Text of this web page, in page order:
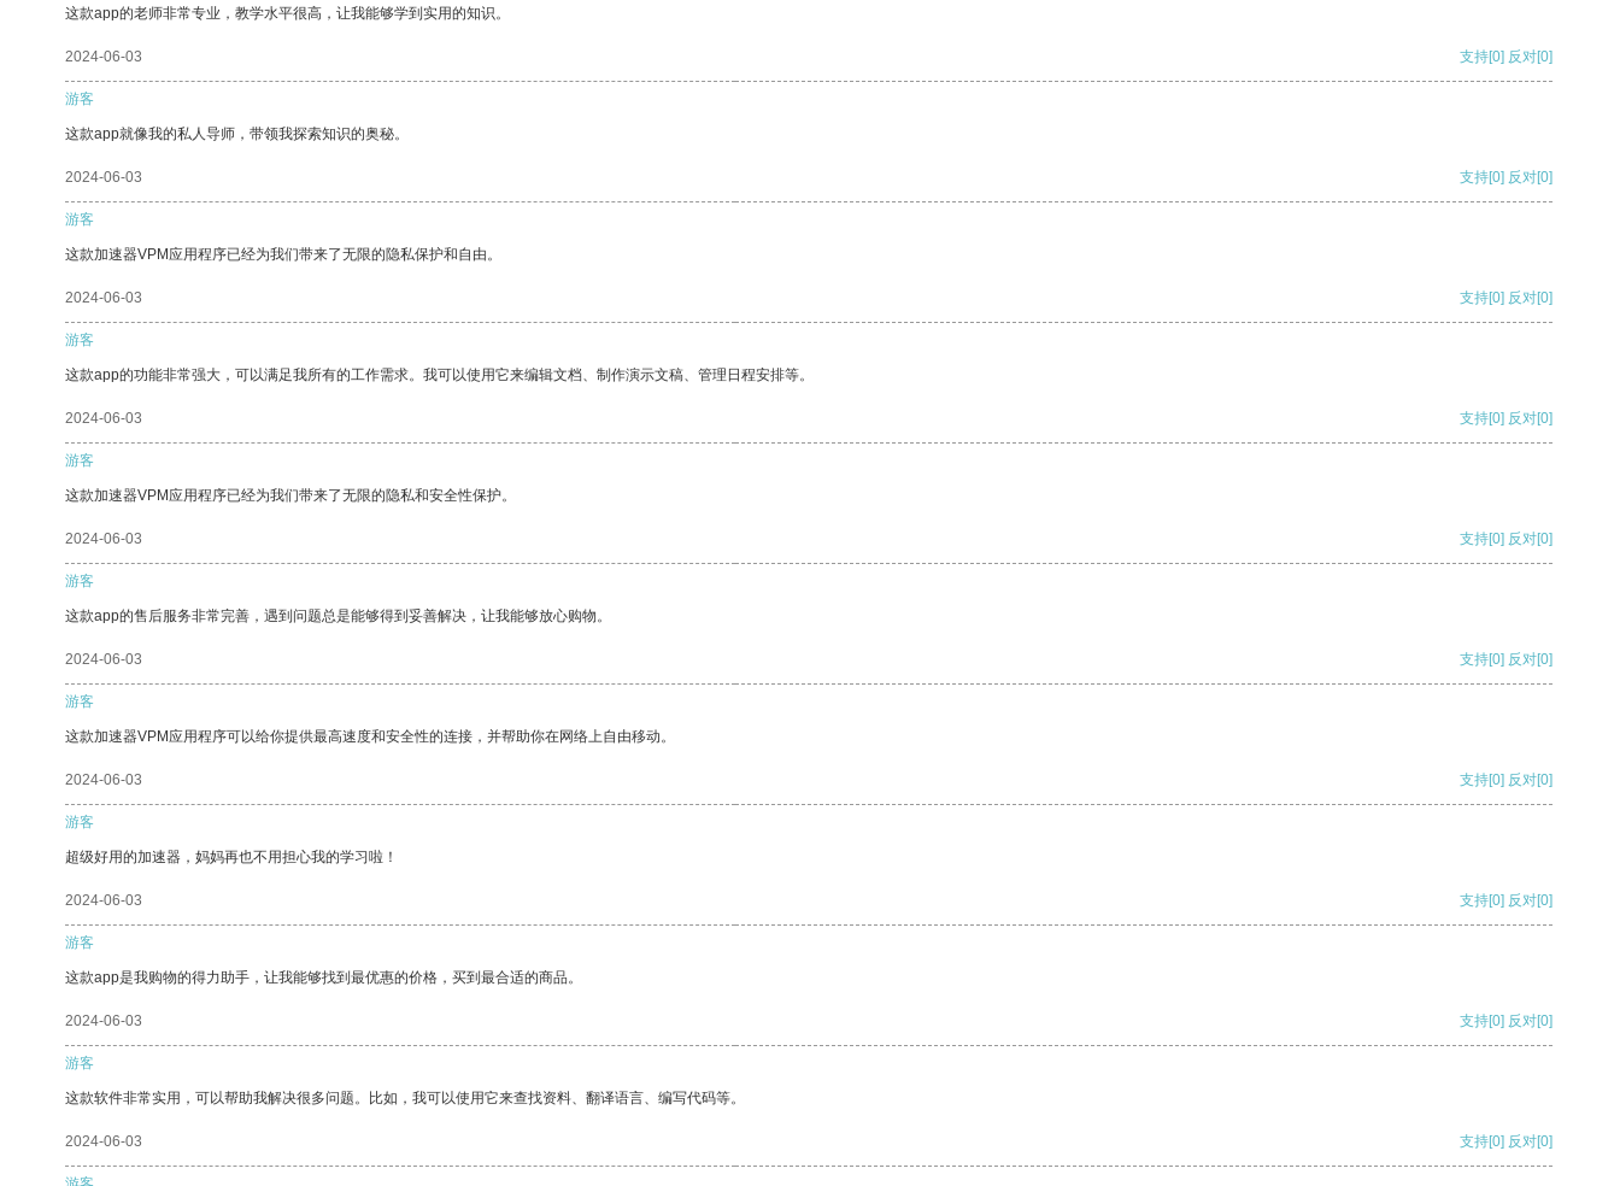
这款app的老师非常专业，教学水平很高，让我能够学到实用的知识。
2024-06-03 支持[0] 反对[0]
游客
这款app就像我的私人导师，带领我探索知识的奥秘。
2024-06-03 支持[0] 反对[0]
游客
这款加速器VPM应用程序已经为我们带来了无限的隐私保护和自由。
2024-06-03 支持[0] 反对[0]
游客
这款app的功能非常强大，可以满足我所有的工作需求。我可以使用它来编辑文档、制作演示文稿、管理日程安排等。
2024-06-03 支持[0] 反对[0]
游客
这款加速器VPM应用程序已经为我们带来了无限的隐私和安全性保护。
2024-06-03 支持[0] 反对[0]
游客
这款app的售后服务非常完善，遇到问题总是能够得到妥善解决，让我能够放心购物。
2024-06-03 支持[0] 反对[0]
游客
这款加速器VPM应用程序可以给你提供最高速度和安全性的连接，并帮助你在网络上自由移动。
2024-06-03 支持[0] 反对[0]
游客
超级好用的加速器，妈妈再也不用担心我的学习啦！
2024-06-03 支持[0] 反对[0]
游客
这款app是我购物的得力助手，让我能够找到最优惠的价格，买到最合适的商品。
2024-06-03 支持[0] 反对[0]
游客
这款软件非常实用，可以帮助我解决很多问题。比如，我可以使用它来查找资料、翻译语言、编写代码等。
2024-06-03 支持[0] 反对[0]